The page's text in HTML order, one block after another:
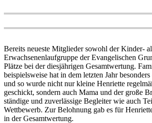
Bereits neueste Mitglieder sowohl der Kinder-
Erwachsenenlaufgruppe der Evangelischen
Plätze bei der diesjährigen Gesamtwertung.
beispielsweise hat in dem letzten Jahr
und so wurde nicht nur kleine Henriette
geschickt, sondern auch Mama und der große
ständige und zuverlässige Begleiter wie auch
Wettbewerb. Zur Belohnung gab es für
in der Gesamtwertung.